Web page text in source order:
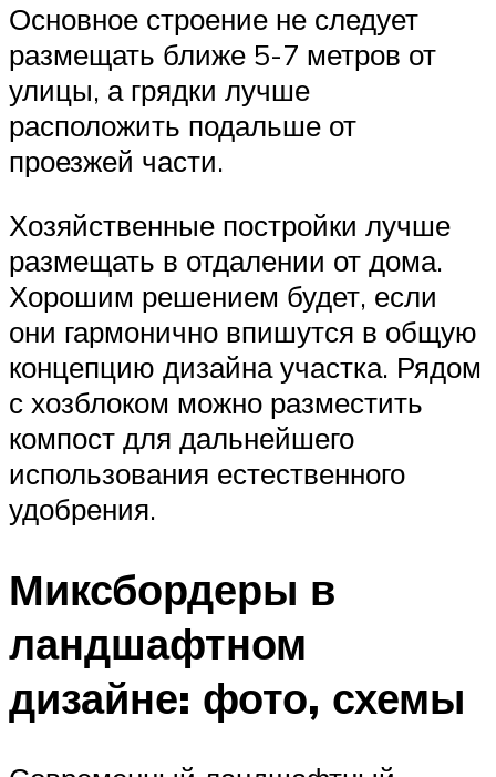
Основное строение не следует
размещать ближе 5-7 метров от
улицы, а грядки лучше
расположить подальше от
проезжей части.
Хозяйственные постройки лучше
размещать в отдалении от дома.
Хорошим решением будет, если
они гармонично впишутся в общую
концепцию дизайна участка. Рядом
с хозблоком можно разместить
компост для дальнейшего
использования естественного
удобрения.
Миксбордеры в
ландшафтном
дизайне: фото, схемы